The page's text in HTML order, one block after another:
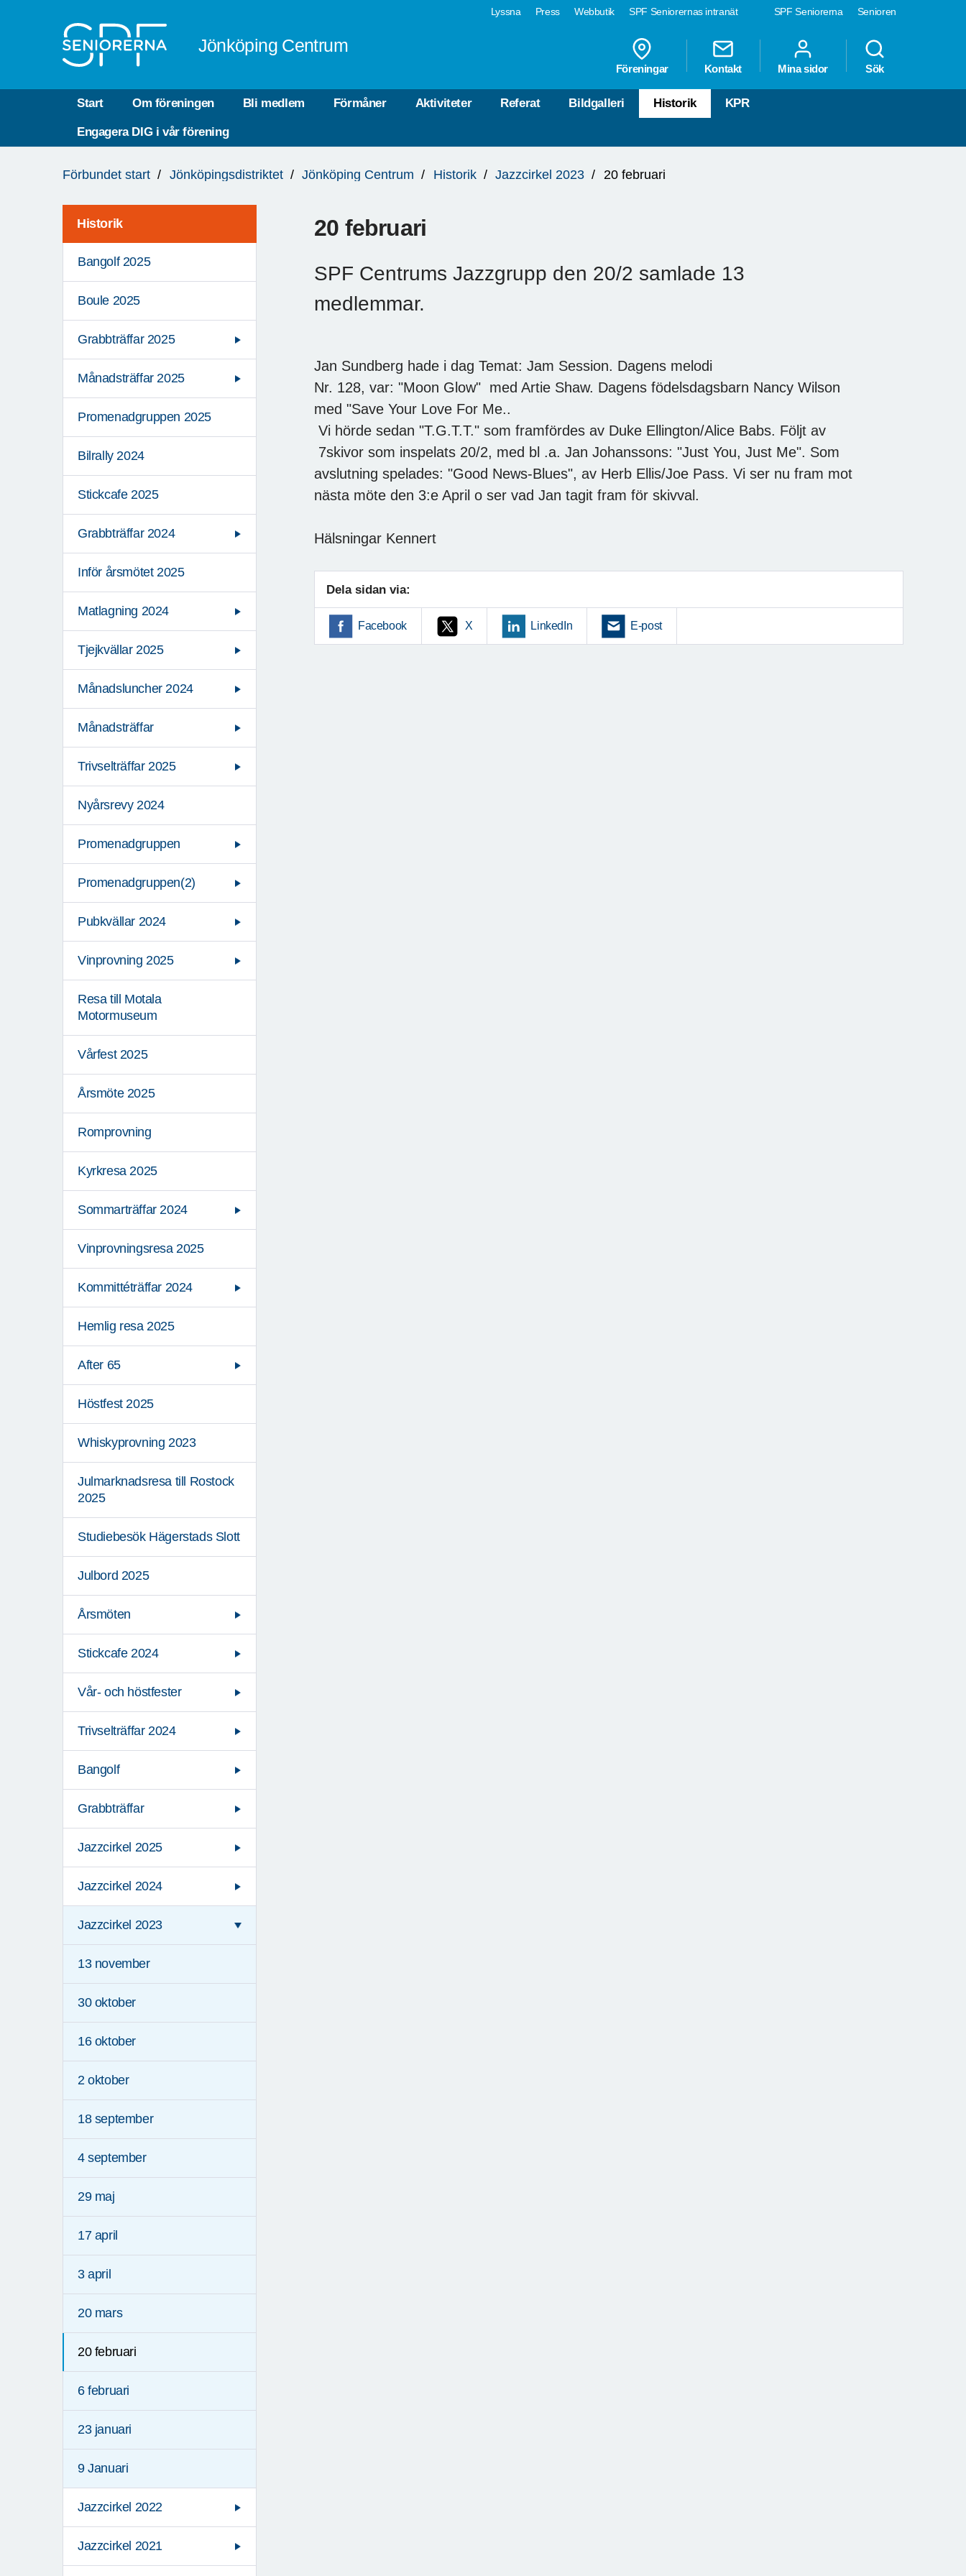
SPF Seniorerna Senioren
Lyssna Press Webbutik SPF Seniorernas intranät
Jönköping Centrum
Föreningar Kontakt Mina sidor Sök
Start Om föreningen Bli medlem Förmåner Aktiviteter Referat Bildgalleri Historik KPR
Engagera DIG i vår förening
är
Förbundet start Jönköpingsdistriktet Jönköping Centrum Historik Jazzcirkel 2023 20 februari
Historik
Bangolf 2025
Boule 2025
Grabbträffar 2025
Månadsträffar 2025
Promenadgruppen 2025
Bilrally 2024
Stickcafe 2025
Grabbträffar 2024
Inför årsmötet 2025
Matlagning 2024
Tjejkvällar 2025
Månadsluncher 2024
Månadsträffar
Trivselträffar 2025
Nyårsrevy 2024
Promenadgruppen
Promenadgruppen(2)
Pubkvällar 2024
Vinprovning 2025
Resa till Motala
Motormuseum
Vårfest 2025
Årsmöte 2025
Romprovning
Kyrkresa 2025
Sommarträffar 2024
Vinprovningsresa 2025
Kommittéträffar 2024
Hemlig resa 2025
After 65
Höstfest 2025
Whiskyprovning 2023
Julmarknadsresa till Rostock
2025
Studiebesök Hägerstads Slott
Julbord 2025
Årsmöten
Stickcafe 2024
Vår- och höstfester
Trivselträffar 2024
Bangolf
Grabbträffar
Jazzcirkel 2025
Jazzcirkel 2024
Jazzcirkel 2023
13 november
30 oktober
16 oktober
2 oktober
18 september
4 september
29 maj
17 april
3 april
20 mars
20 februari
6 februari
23 januari
9 Januari
Jazzcirkel 2022
Jazzcirkel 2021
20 februari
SPF Centrums Jazzgrupp den 20/2 samlade 13
medlemmar.
Jan Sundberg hade i dag Temat: Jam Session. Dagens melodi
Nr. 128, var: "Moon Glow" med Artie Shaw. Dagens födelsdagsbarn Nancy Wilson
med "Save Your Love For Me..
Vi hörde sedan "T.G.T.T." som framfördes av Duke Ellington/Alice Babs. Följt av
7skivor som inspelats 20/2, med bl .a. Jan Johanssons: "Just You, Just Me". Som
avslutning spelades: "Good News-Blues", av Herb Ellis/Joe Pass. Vi ser nu fram mot
nästa möte den 3:e April o ser vad Jan tagit fram för skivval.
Hälsningar Kennert
Dela sidan via:
Facebook X LinkedIn E-post